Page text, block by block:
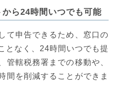
ら24時間いつでも可能
て申告できるため、窓口の
となく、24時間いつでも提
管轄税務署までの移動や、
間を削減することができま